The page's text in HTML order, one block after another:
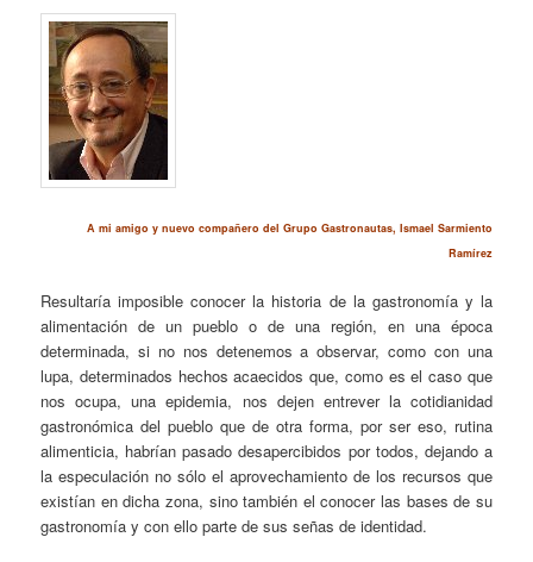
A mi amigo y nuevo compañero del Grupo Gastronautas, Ismael Sarmiento
Ramírez
Resultaría imposible conocer la historia de la gastronomía y la
alimentación de un pueblo o de una región, en una época
determinada, si no nos detenemos a observar, como con una
lupa, determinados hechos acaecidos que, como es el caso que
nos ocupa, una epidemia, nos dejen entrever la cotidianidad
gastronómica del pueblo que de otra forma, por ser eso, rutina
alimenticia, habrían pasado desapercibidos por todos, dejando a
la especulación no sólo el aprovechamiento de los recursos que
existían en dicha zona, sino también el conocer las bases de su
gastronomía y con ello parte de sus señas de identidad.